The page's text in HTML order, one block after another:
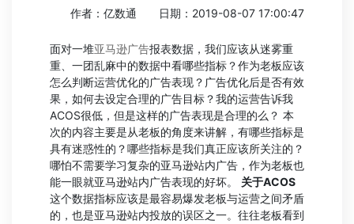
作者：亿数通 日期：2019-08-07 17:00:47
面对一堆亚马逊广告报表数据，我们应该从迷雾重
重、一团乱麻中的数据中看哪些指标？作为老板应该
怎么判断运营优化的广告表现？广告优化后是否有效
果，如何去设定合理的广告目标？我的运营告诉我
ACOS很低，但是这样的广告表现是合理的么？ 本
次的内容主要是从老板的角度来讲解，有哪些指标是
具有迷惑性的？哪些指标是我们真正应该所关注的？
哪怕不需要学习复杂的亚马逊站内广告，作为老板也
能一眼就亚马逊站内广告表现的好坏。 关于ACOS
这个数据指标应该是最容易爆发老板与运营之间矛盾
的，也是亚马逊站内投放的误区之一。往往老板看到